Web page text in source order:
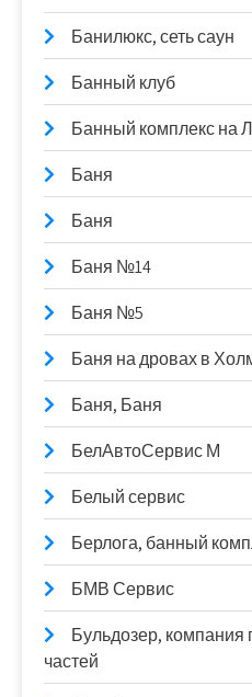
Банилюкс, сеть саун
Банный клуб
Банный комплекс на
Баня
Баня
Баня №14
Баня №5
Баня на дровах в
Баня, Баня
БелАвтоСервис М
Белый сервис
Берлога, банный
БМВ Сервис
Бульдозер,
частей